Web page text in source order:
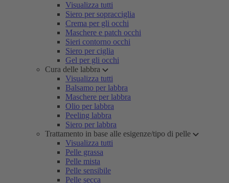
Visualizza tutti
Siero per sopracciglia
Crema per gli occhi
Maschere e patch occhi
Sieri contorno occhi
Siero per ciglia
Gel per gli occhi
Cura delle labbra
Visualizza tutti
Balsamo per labbra
Maschere per labbra
Olio per labbra
Peeling labbra
Siero per labbra
Trattamento in base alle esigenze/tipo di pelle
Visualizza tutti
Pelle grassa
Pelle mista
Pelle sensibile
Pelle secca